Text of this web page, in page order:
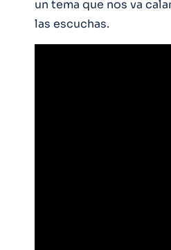
un tema que nos va
las escuchas.